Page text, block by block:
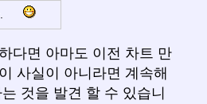
다면 아마도 이전 차트 만
사실이 아니라면 계속해
것을 발견 할 수 있습니